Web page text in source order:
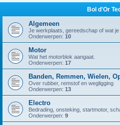
Bol d'Or
Algemeen
Je werkplaats, gereedschap of wat
Onderwerpen: 10
Motor
Wat het motorblok aangaat.
Onderwerpen: 17
Banden, Remmen, Wielen,
Over rubber, remstof en wegligging
Onderwerpen: 13
Electro
Bedrading, onsteking, startmotor,
Onderwerpen: 9